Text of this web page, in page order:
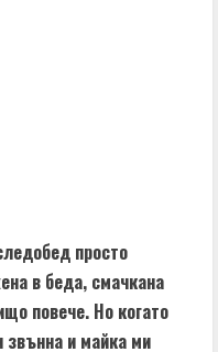
просто
в беда, смачкана
повече. Но когато
и майка ми